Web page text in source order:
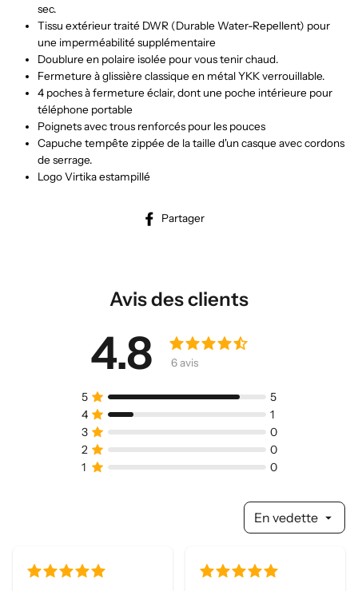
sec.
Tissu extérieur traité DWR (Durable Water-Repellent) pour
une imperméabilité supplémentaire
Doublure en polaire isolée pour vous tenir chaud.
Fermeture à glissière classique en métal YKK verrouillable.
4 poches à fermeture éclair, dont une poche intérieure pour
téléphone portable
Poignets avec trous renforcés pour les pouces
Capuche tempête zippée de la taille d'un casque avec cordons
de serrage.
Logo Virtika estampillé
Partager
Avis des clients
4.8
En vedette